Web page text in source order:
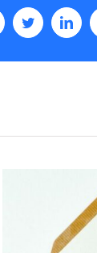
Twitter